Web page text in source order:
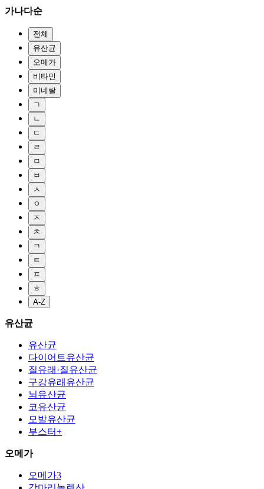
가나다순
전체
유산균
오메가
비타민
미네랄
ㄱ
ㄴ
ㄷ
ㄹ
ㅁ
ㅂ
ㅅ
ㅇ
ㅈ
ㅊ
ㅋ
ㅌ
ㅍ
ㅎ
A-Z
유산균
유산균
다이어트유산균
질유래·질유산균
구강유래유산균
뇌유산균
코유산균
모발유산균
부스터+
오메가
오메가3